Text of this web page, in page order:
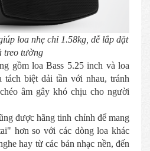
loa nhẹ chỉ 1.58kg, dễ lắp đặt
treo tường
gồm loa Bass 5.25 inch và loa
tách biệt dải tần với nhau, tránh
âm gây khó chịu cho người
được hãng tinh chỉnh để mang
hơn so với các dòng loa khác
hay từ các bản nhạc nền, đến